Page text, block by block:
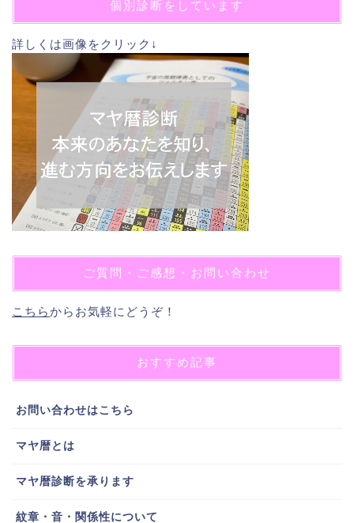
個別診断をしています
詳しくは画像をクリック↓
ご質問・ご感想・お問い合わせ
こちらからお気軽にどうぞ！
おすすめ記事
お問い合わせはこちら
マヤ暦とは
マヤ暦診断を承ります
紋章・音・関係性について